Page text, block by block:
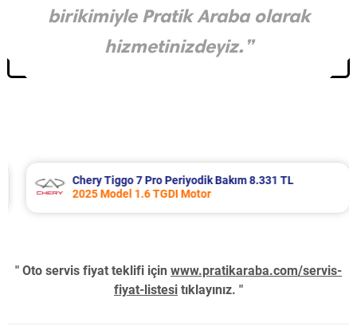
birikimiyle Pratik Araba olarak
hizmetinizdeyiz.”
Chery Tiggo 7 Pro Periyodik Bakım 8.331 TL
2025 Model 1.6 TGDI Motor
" Oto servis fiyat teklifi için www.pratikaraba.com/servis-
fiyat-listesi tıklayınız. "